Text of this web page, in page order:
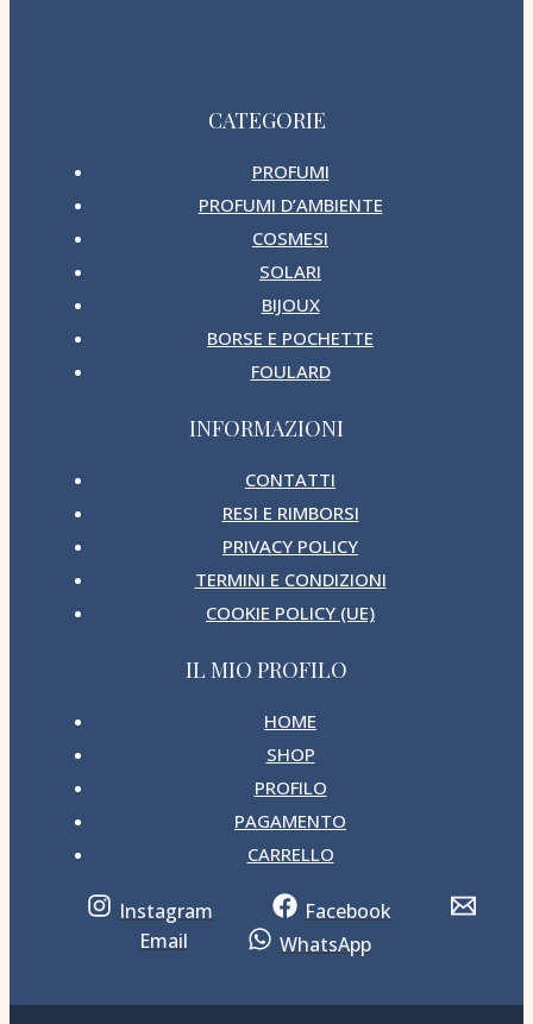
CATEGORIE
PROFUMI
PROFUMI D’AMBIENTE
COSMESI
SOLARI
BIJOUX
BORSE E POCHETTE
FOULARD
INFORMAZIONI
CONTATTI
RESI E RIMBORSI
PRIVACY POLICY
TERMINI E CONDIZIONI
COOKIE POLICY (UE)
IL MIO PROFILO
HOME
SHOP
PROFILO
PAGAMENTO
CARRELLO
Instagram
Facebook
Email
WhatsApp